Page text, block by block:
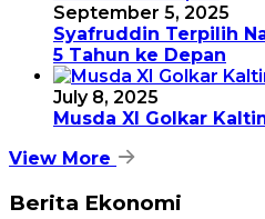
September 5, 2025
Syafruddin Terpilih
5 Tahun ke Depan
July 8, 2025
Musda XI Golkar
View More
Berita Ekonomi